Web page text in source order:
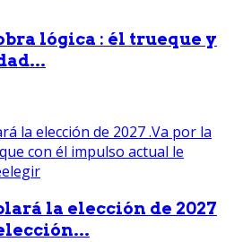
lógica : él trueque y
la elección de 2027